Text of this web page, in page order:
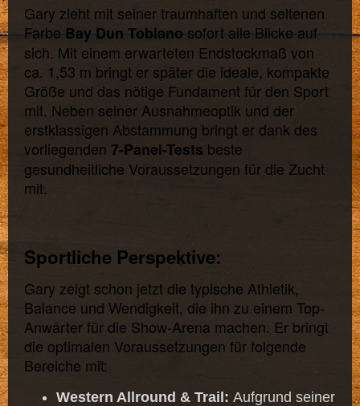
Gary zieht mit seiner traumhaften und seltenen
Farbe Bay Dun Tobiano sofort alle Blicke auf
sich. Mit einem erwarteten Endstockmaß von
ca. 1,53 m bringt er später die ideale, kompakte
Größe und das nötige Fundament für den Sport
mit. Neben seiner Ausnahmeoptik und der
erstklassigen Abstammung bringt er dank des
vorliegenden 7-Panel-Tests beste
gesundheitliche Voraussetzungen für die Zucht
mit.
Sportliche Perspektive:
Gary zeigt schon jetzt die typische Athletik,
Balance und Wendigkeit, die ihn zu einem Top-
Anwärter für die Show-Arena machen. Er bringt
die optimalen Voraussetzungen für folgende
Bereiche mit:
Western Allround & Trail: Aufgrund seiner